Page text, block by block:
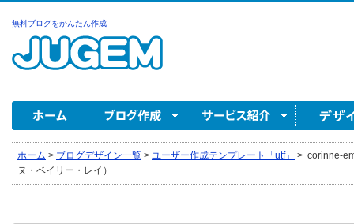
無料ブログをかんたん作成
ホーム > ブログデザイン一覧 > ユーザー作成テンプレート「utf」 > corinne-
ヌ・ベイリー・レイ）